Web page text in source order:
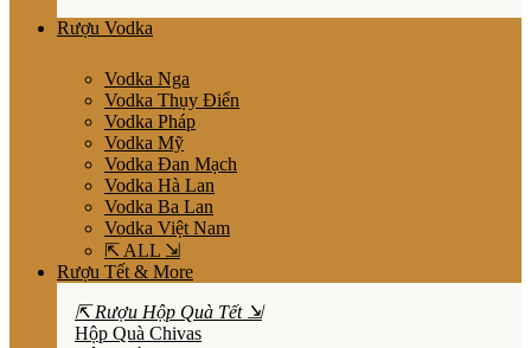
Rượu Vodka
Vodka Nga
Vodka Thụy Điển
Vodka Pháp
Vodka Mỹ
Vodka Đan Mạch
Vodka Hà Lan
Vodka Ba Lan
Vodka Việt Nam
⇱ ALL ⇲
Rượu Tết & More
⇱ Rượu Hộp Quà Tết ⇲
Hộp Quà Chivas